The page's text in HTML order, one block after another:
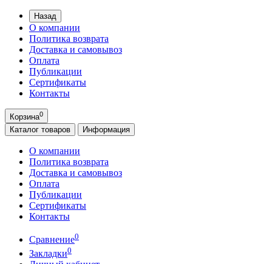
Назад
О компании
Политика возврата
Доставка и самовывоз
Оплата
Публикации
Сертификаты
Контакты
Корзина0
Каталог товаров Информация
О компании
Политика возврата
Доставка и самовывоз
Оплата
Публикации
Сертификаты
Контакты
Сравнение0
Закладки0